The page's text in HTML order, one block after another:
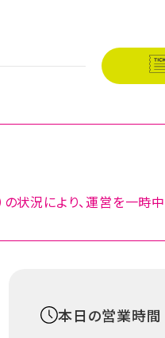
の状況により、運営を一時
本日の営業時間